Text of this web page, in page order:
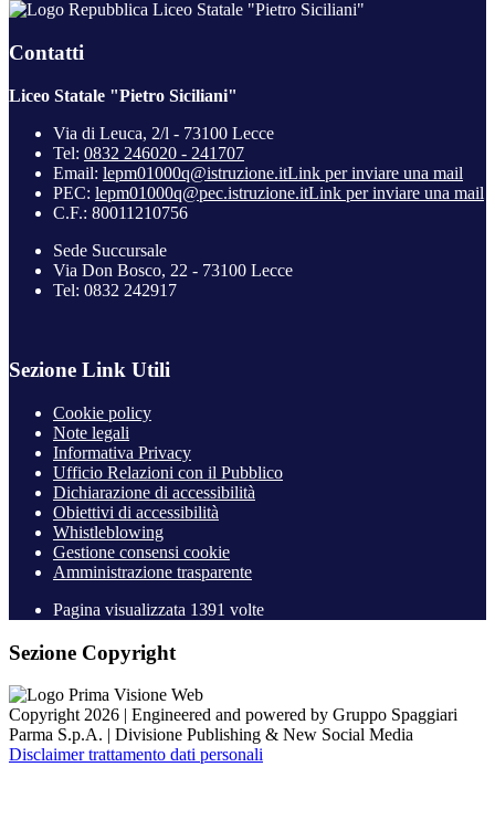
Liceo Statale "Pietro Siciliani"
Contatti
Liceo Statale "Pietro Siciliani"
Via di Leuca, 2/l - 73100 Lecce
Tel: 0832 246020 - 241707
Email: lepm01000q@istruzione.itLink per inviare una mail
PEC: lepm01000q@pec.istruzione.itLink per inviare una mail
C.F.: 80011210756
Sede Succursale
Via Don Bosco, 22 - 73100 Lecce
Tel: 0832 242917
Sezione Link Utili
Cookie policy
Note legali
Informativa Privacy
Ufficio Relazioni con il Pubblico
Dichiarazione di accessibilità
Obiettivi di accessibilità
Whistleblowing
Gestione consensi cookie
Amministrazione trasparente
Pagina visualizzata 1391 volte
Sezione Copyright
Copyright 2026 | Engineered and powered by Gruppo Spaggiari
Parma S.p.A. | Divisione Publishing & New Social Media
Disclaimer trattamento dati personali